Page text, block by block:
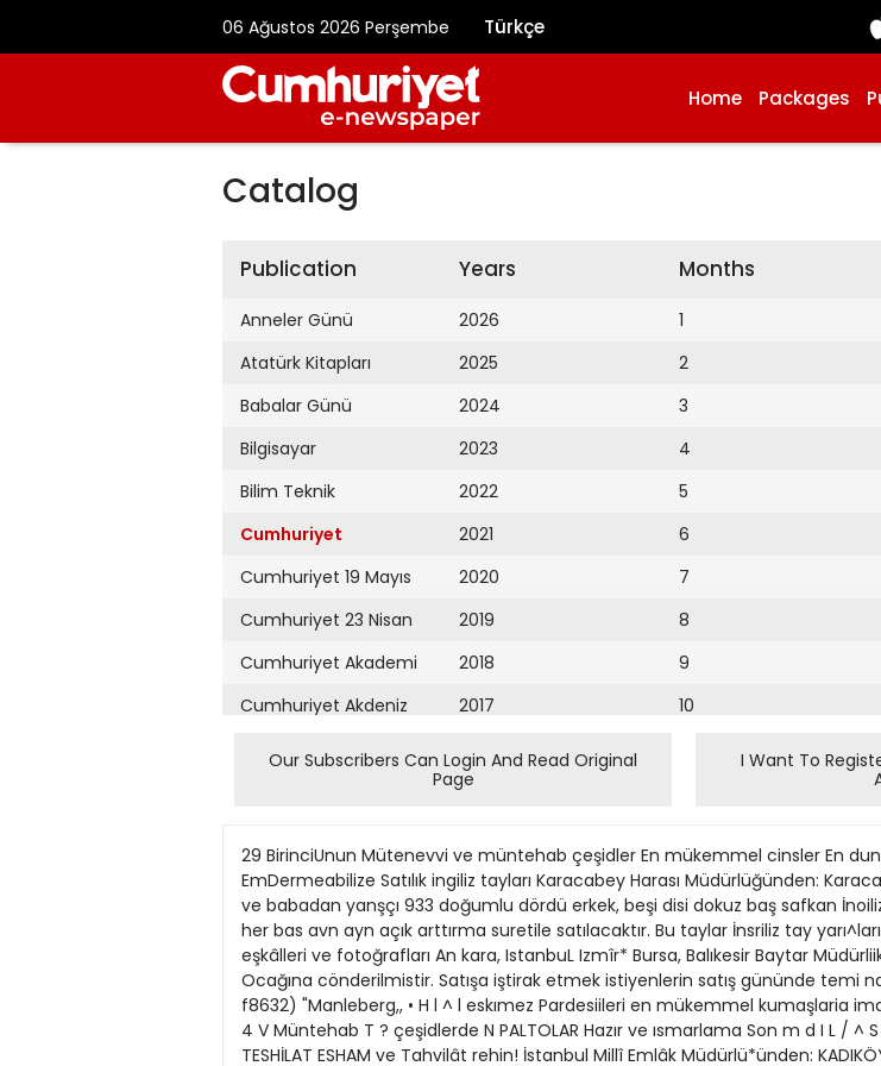
06 Ağustos 2026 Perşembe Türkçe
Home Packages
Catalog
Publication
Anneler Günü
Atatürk Kitapları
Babalar Günü
Bilgisayar
Bilim Teknik
Cumhuriyet
Cumhuriyet 19 Mayıs
Cumhuriyet 23 Nisan
Cumhuriyet Akademi
Cumhuriyet Akdeniz
Cumhuriyet Alışveriş
Cumhuriyet Ankara
Cumhuriyet Büyük
Taaruz
Cumhuriyet
Cumartesi
Cumhuriyet Çevre
Years
2026
2025
2024
2023
2022
2021
2020
2019
2018
2017
2016
2015
2013
2012
2011
2010
2009
Months
1
2
3
4
5
6
7
8
9
10
Our Subscribers Can Login And Read Original
Page
I Want To
29 BirinciUnun Mütenevvi ve müntehab çeşidler En mükemmel cinsler En dun
EmDermeabilize Satılık ingiliz tayları Karacabey Harası Müdürlüğünden:
ve babadan yanşçı 933 doğumlu dördü erkek, beşi disi dokuz baş safkan
her bas avn ayn açık arttırma suretile satılacaktır. Bu taylar İnsriliz tay
eşkâlleri ve fotoğrafları An kara, IstanbuL Izmîr* Bursa, Balıkesir Baytar
Ocağına cönderilmistir. Satışa iştirak etmek istiyenlerin satış gününde temi
f8632) "Manleberg,, • H l ^ l eskımez Pardesiileri en mükemmel kumaşlaria
4 V Müntehab T ? çeşidlerde N PALTOLAR Hazır ve ısmarlama Son m d I L / ^ S
TESHİLAT ESHAM ve Tahvilât rehin! İstanbul Millî Emlâk Müdürlü*ünden: